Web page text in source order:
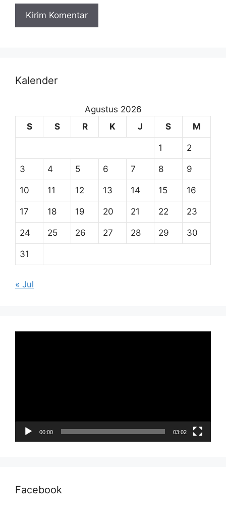
Kalender
Agustus 2026
S
S R K J S M
1 2
3 4 5 6 7 8 9
10 11 12 13 14 15 16
17 18 19 20 21 22 23
24 25 26 27 28 29 30
31
« Jul
00:00 03:02
Facebook